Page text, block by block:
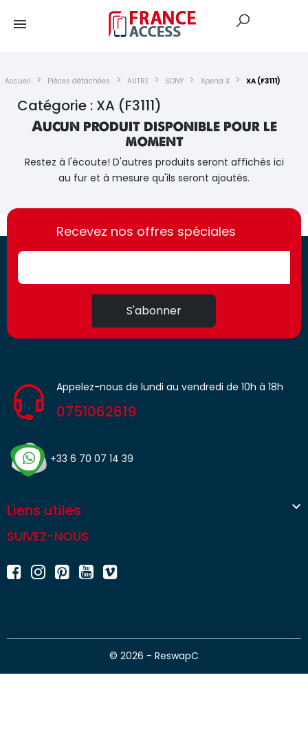
Accueil Pièces détachées AUTRE SONY Xperia X XA (F3111)
Catégorie : XA (F3111)
Aucun produit disponible pour le
moment
Restez à l'écoute! D'autres produits seront affichés ici
au fur et à mesure qu'ils seront ajoutés.
https://france-
access.fr
https://france-
access.fr
Recevez nos offres spéciales
S'abonner
Appelez-nous de lundi au vendredi de 10h à 18h
0751062619
+33 6 70 07 14 39
Liens utiles 
SUIVEZ-NOUS
© 2026 - ReswapC